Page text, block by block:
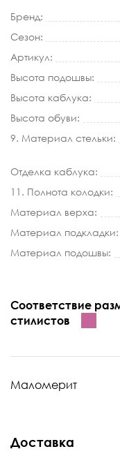
Бренд:
Сезон:
Артикул:
Высота подошвы:
Высота каблука:
Высота обуви:
9. Материал стельки:
Отделка каблука:
11. Полнота колодки:
Материал верха:
Материал подкладки:
Материал подошвы:
Соответствие
стилистов
Маломерит
Доставка